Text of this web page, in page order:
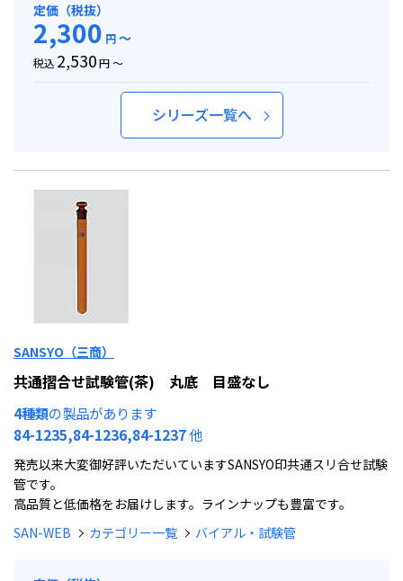
定価（税抜）
2,300 円～
税込 2,530円 ～
シリーズ一覧へ
SANSYO（三商）
共通摺合せ試験管(茶) 丸底 目盛なし
4種類の製品があります
84-1235,84-1236,84-1237他
発売以来大変御好評いただいていますSANSYO印共通スリ合せ試験
管です。
高品質と低価格をお届けします。ラインナップも豊富です。
SAN-WEB
カテゴリー一覧 バイアル・試験管